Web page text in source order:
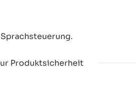
Produktsicherheit